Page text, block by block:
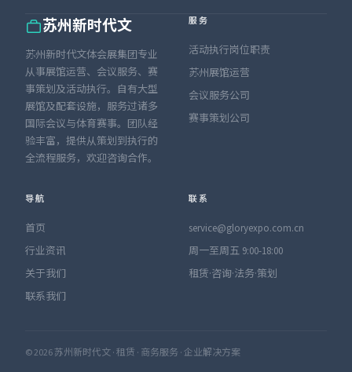
苏州新时代文
苏州新时代文体会展集团专业
从事展馆运营、会议服务、赛
事策划及活动执行。自有大型
展馆及配套设施，服务过诸多
国际会议与体育赛事。团队经
验丰富，提供从策划到执行的
全流程服务，欢迎咨询合作。
服务
活动执行岗位职责
苏州展馆运营
会议服务公司
赛事策划公司
导航
首页
行业资讯
关于我们
联系我们
联系
service@gloryexpo.com.cn
周一至周五 9:00-18:00
租赁·咨询·法务·策划
© 2026 苏州新时代文 · 租赁 · 商务服务 · 企业解决方案